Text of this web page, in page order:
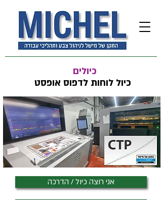
כיולים
כיול לוחות לדפוס אופסט
אני רוצה כיול / הדרכה